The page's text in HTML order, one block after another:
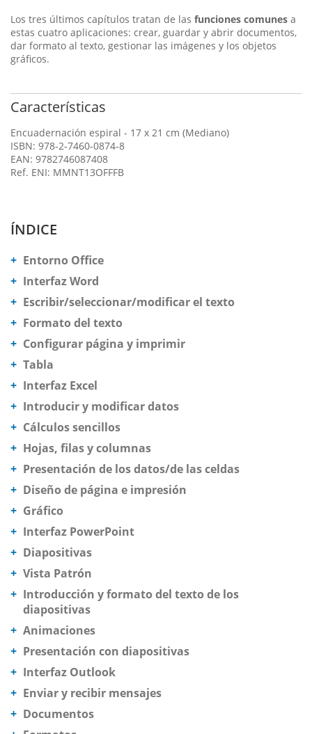
Los tres últimos capítulos tratan de las funciones comunes a
estas cuatro aplicaciones: crear, guardar y abrir documentos,
dar formato al texto, gestionar las imágenes y los objetos
gráficos.
Características
Encuadernación espiral - 17 x 21 cm (Mediano)
ISBN: 978-2-7460-0874-8
EAN: 9782746087408
Ref. ENI: MMNT13OFFFB
ÍNDICE
Entorno Office
Interfaz Word
Escribir/seleccionar/modificar el texto
Formato del texto
Configurar página y imprimir
Tabla
Interfaz Excel
Introducir y modificar datos
Cálculos sencillos
Hojas, filas y columnas
Presentación de los datos/de las celdas
Diseño de página e impresión
Gráfico
Interfaz PowerPoint
Diapositivas
Vista Patrón
Introducción y formato del texto de los
diapositivas
Animaciones
Presentación con diapositivas
Interfaz Outlook
Enviar y recibir mensajes
Documentos